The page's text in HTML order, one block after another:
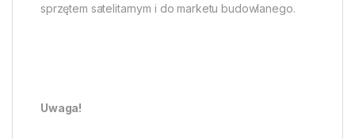
sprzętem satelitarnym i do marketu budowlanego.
Uwaga!